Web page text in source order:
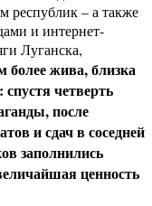
республик – а также
и интернет-
Луганска,
более жива, близка
спустя четверть
после
и сдач в соседней
заполнились
ценность